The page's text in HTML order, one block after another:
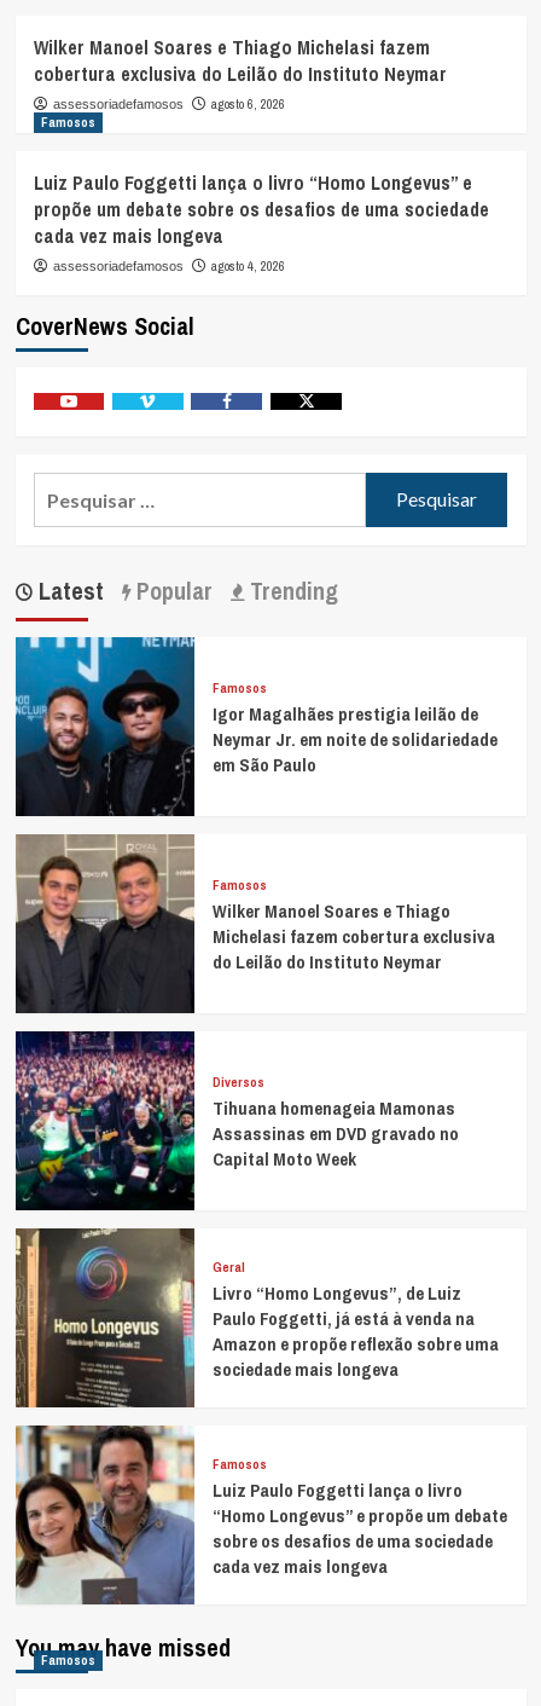
Wilker Manoel Soares e Thiago Michelasi fazem
cobertura exclusiva do Leilão do Instituto Neymar
assessoriadefamosos
agosto 6, 2026
Famosos
Luiz Paulo Foggetti lança o livro “Homo Longevus” e
propõe um debate sobre os desafios de uma sociedade
cada vez mais longeva
assessoriadefamosos agosto 4, 2026
CoverNews Social
Latest Popular Trending
Famosos
Igor Magalhães prestigia leilão de
Neymar Jr. em noite de solidariedade
em São Paulo
Famosos
Wilker Manoel Soares e Thiago
Michelasi fazem cobertura exclusiva
do Leilão do Instituto Neymar
Diversos
Tihuana homenageia Mamonas
Assassinas em DVD gravado no
Capital Moto Week
Geral
Livro “Homo Longevus”, de Luiz
Paulo Foggetti, já está à venda na
Amazon e propõe reflexão sobre uma
sociedade mais longeva
Famosos
Luiz Paulo Foggetti lança o livro
“Homo Longevus” e propõe um debate
sobre os desafios de uma sociedade
cada vez mais longeva
You may have missed
Famosos